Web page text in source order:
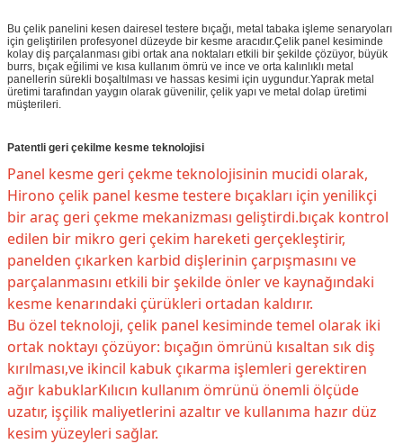
Bu çelik panelini kesen dairesel testere bıçağı, metal tabaka işleme senaryoları
için geliştirilen profesyonel düzeyde bir kesme aracıdır.Çelik panel kesiminde
kolay diş parçalanması gibi ortak ana noktaları etkili bir şekilde çözüyor, büyük
burrs, bıçak eğilimi ve kısa kullanım ömrü ve ince ve orta kalınlıklı metal
panellerin sürekli boşaltılması ve hassas kesimi için uygundur.Yaprak metal
üretimi tarafından yaygın olarak güvenilir, çelik yapı ve metal dolap üretimi
müşterileri.
Patentli geri çekilme kesme teknolojisi
Panel kesme geri çekme teknolojisinin mucidi olarak,
Hirono çelik panel kesme testere bıçakları için yenilikçi
bir araç geri çekme mekanizması geliştirdi.bıçak kontrol
edilen bir mikro geri çekim hareketi gerçekleştirir,
panelden çıkarken karbid dişlerinin çarpışmasını ve
parçalanmasını etkili bir şekilde önler ve kaynağındaki
kesme kenarındaki çürükleri ortadan kaldırır.
Bu özel teknoloji, çelik panel kesiminde temel olarak iki
ortak noktayı çözüyor: bıçağın ömrünü kısaltan sık diş
kırılması,ve ikincil kabuk çıkarma işlemleri gerektiren
ağır kabuklarKılıcın kullanım ömrünü önemli ölçüde
uzatır, işçilik maliyetlerini azaltır ve kullanıma hazır düz
kesim yüzeyleri sağlar.